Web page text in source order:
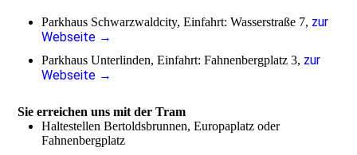
Parkhaus Schwarzwaldcity, Einfahrt: Wasserstraße 7, zur
Webseite →
Parkhaus Unterlinden, Einfahrt: Fahnenbergplatz 3, zur
Webseite →
Sie erreichen uns mit der Tram
Haltestellen Bertoldsbrunnen, Europaplatz oder
Fahnenbergplatz